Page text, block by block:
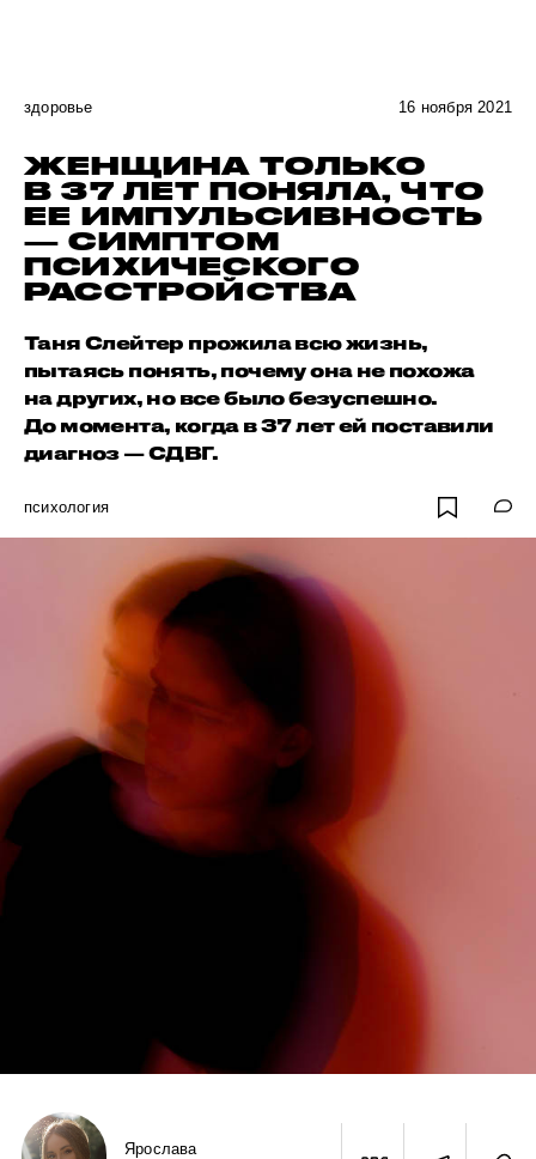
здоровье 16 ноября 2021
ЖЕНЩИНА ТОЛЬКО
В 37 ЛЕТ ПОНЯЛА, ЧТО
ЕЕ ИМПУЛЬСИВНОСТЬ
— СИМПТОМ
ПСИХИЧЕСКОГО
РАССТРОЙСТВА
Таня Слейтер прожила всю жизнь,
пытаясь понять, почему она не похожа
на других, но все было безуспешно.
До момента, когда в 37 лет ей поставили
диагноз — СДВГ.
психология
Ярослава